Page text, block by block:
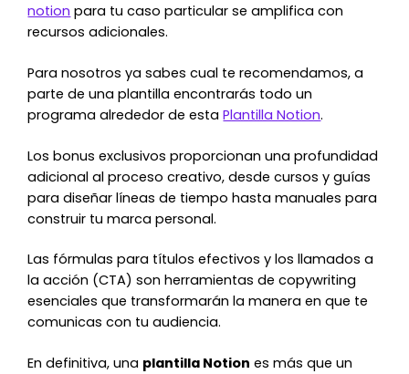
notion para tu caso particular se amplifica con
recursos adicionales.
Para nosotros ya sabes cual te recomendamos, a
parte de una plantilla encontrarás todo un
programa alrededor de estaPlantilla Notion.
Los bonus exclusivos proporcionan una profundidad
adicional al proceso creativo, desde cursos y guías
para diseñar líneas de tiempo hasta manuales para
construir tu marca personal.
Las fórmulas para títulos efectivos y los llamados a
la acción (CTA) son herramientas de copywriting
esenciales que transformarán la manera en que te
comunicas con tu audiencia.
En definitiva, una plantilla Notion es más que un